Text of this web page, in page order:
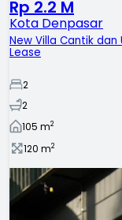
Rp 2.2 M
Kota Denpasar
New Villa Cantik dan
Lease
2
2
105 m2
120 m2